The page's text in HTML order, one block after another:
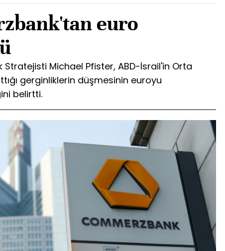
euro
Michael Pfister, ABD-İsrail'in Orta
gerginliklerin düşmesinin euroyu
belirtti.